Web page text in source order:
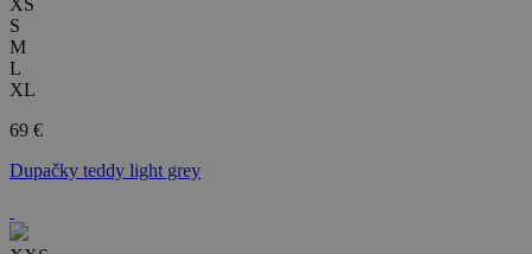
XS
S
M
L
XL
69 €
Dupačky teddy light grey